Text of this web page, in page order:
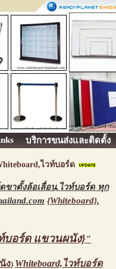
บริการขนส่งและติดตั้ง
ไวท์บอร์ด
ขาตั้งล้อเลื่อน,ไวท์บอร์ด ทุก
{Whiteboard},
บอร์ด แขวนผนัง}"
ง) Whiteboard,ไวท์บอร์ด